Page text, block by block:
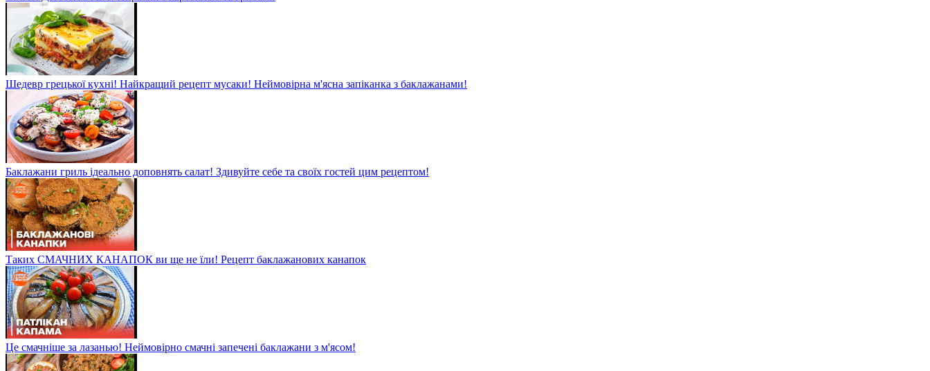
Шедевр грецької кухні! Найкращий рецепт мусаки! Неймовірна м'ясна запіканка з баклажанами!
Баклажани гриль ідеально доповнять салат! Здивуйте себе та своїх гостей цим рецептом!
Таких СМАЧНИХ КАНАПОК ви ще не їли! Рецепт баклажанових канапок
Це смачніше за лазанью! Неймовірно смачні запечені баклажани з м'ясом!